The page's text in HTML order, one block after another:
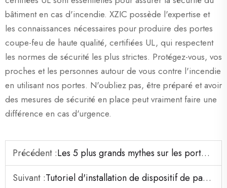
bâtiment en cas d'incendie. XZIC possède l'expertise et
les connaissances nécessaires pour produire des portes
coupe-feu de haute qualité, certifiées UL, qui respectent
les normes de sécurité les plus strictes. Protégez-vous, vos
proches et les personnes autour de vous contre l'incendie
en utilisant nos portes. N'oubliez pas, être préparé et avoir
des mesures de sécurité en place peut vraiment faire une
différence en cas d'urgence.
Précédent :Les 5 plus grands mythes sur les portes résistant au feu démontés : ce que proposent aujourd'hui les modèles en acier et en bois
Suivant :Tutoriel d'installation de dispositif de panique à barre poussoir pour portes coupe-feu